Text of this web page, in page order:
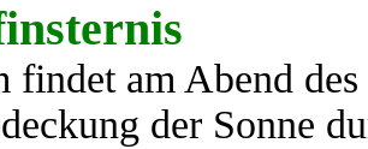
findet am Abend
der Sonne